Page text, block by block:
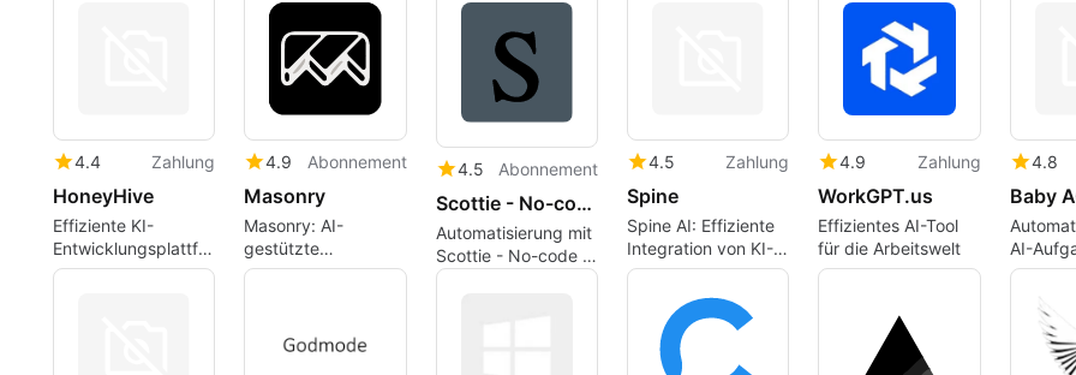
4.4 Zahlung
HoneyHive
Effiziente KI-
Entwicklungsplattform
für Unternehmen
4.9 Abonnement
Masonry
Masonry: AI-
gestützte
Arbeitsabläufe
4.5 Abonnement
Scottie - No-code AI Agents
Automatisierung mit
Scottie - No-code AI
Agents
4.5 Zahlung
Spine
Spine AI: Effiziente
Integration von KI-
Chatbots
4.9 Zahlung
WorkGPT.us
Effizientes AI-Tool
für die Arbeitswelt
4.8
Baby
AI-
Baby